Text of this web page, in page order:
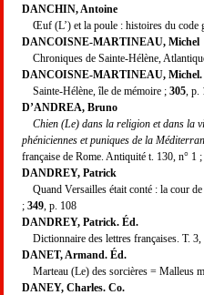
DANCHIN, Antoine
Œuf (L’) et la poule : histoires du code
DANCOISNE-MARTINEAU, Michel
Chroniques de Sainte-Hélène,
DANCOISNE-MARTINEAU, Michel.
Sainte-Hélène, île de mémoire ; 305 ,
D’ANDREA, Bruno
Chien (Le) dans la religion et dans la
phéniciennes et puniques de la
française de Rome. Antiquité t. 130, n° 1 ;
DANDREY, Patrick
Quand Versailles était conté : la cour
; 349 , p. 108
DANDREY, Patrick. Éd.
Dictionnaire des lettres françaises. T.
DANET, Armand. Éd.
Marteau (Le) des sorcières = Malleus
DANEY, Charles. Co.